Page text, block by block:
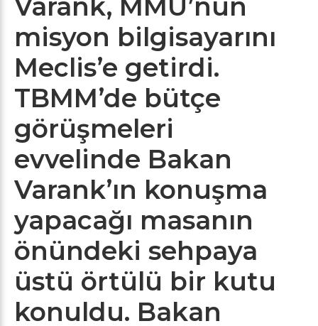
Varank, MMU’nun
misyon bilgisayarını
Meclis’e getirdi.
TBMM’de bütçe
görüşmeleri
evvelinde Bakan
Varank’ın konuşma
yapacağı masanın
önündeki sehpaya
üstü örtülü bir kutu
konuldu. Bakan